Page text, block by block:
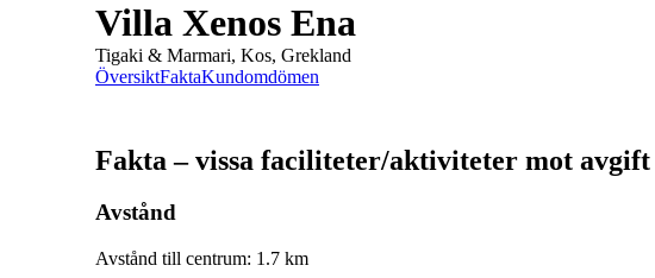
Villa Xenos Ena
Tigaki & Marmari, Kos, Grekland
ÖversiktFaktaKundomdömen
Fakta – vissa faciliteter/aktiviteter mot avgift
Avstånd
Avstånd till centrum: 1.7 km